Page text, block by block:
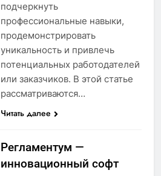
подчеркнуть
профессиональные навыки,
продемонстрировать
уникальность и привлечь
потенциальных работодателей
или заказчиков. В этой статье
рассматриваются…
Читать далее
Регламентум —
инновационный софт